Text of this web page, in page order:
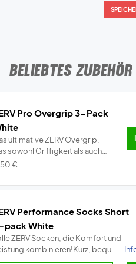
BELIEBTES ZUBEHÖR
Pro Overgrip 3-Pack
ultimative ZERV Overgrip,
sowohl Griffigkeit als auch
€
Performance Socks Short
pack White
ZERV Socken, die Komfort und
kombinieren!Kurz, bequ...